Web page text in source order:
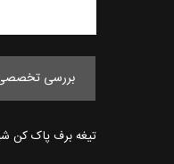
بررسی
تیغه برف پاک کن شیشه